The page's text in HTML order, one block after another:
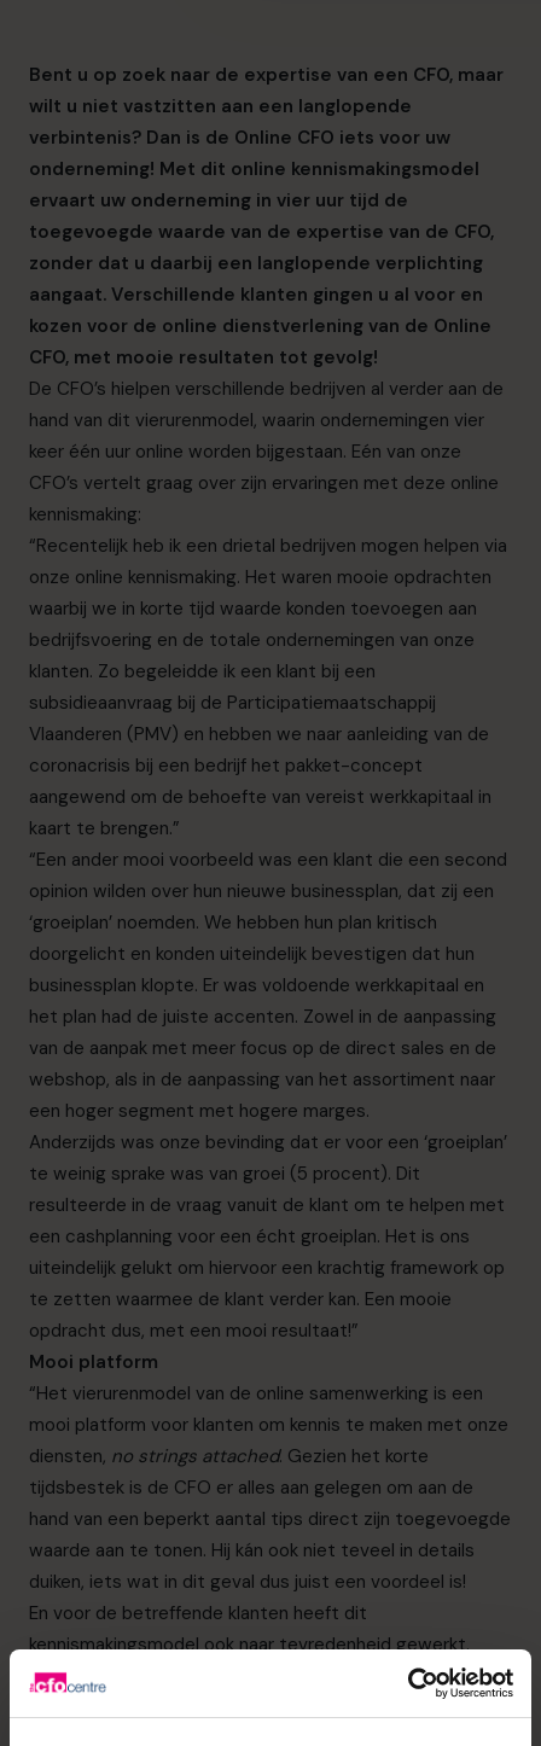
Bent u op zoek naar de expertise van een CFO, maar
wilt u niet vastzitten aan een langlopende
verbintenis? Dan is de Online CFO iets voor uw
onderneming! Met dit online kennismakingsmodel
ervaart uw onderneming in vier uur tijd de
toegevoegde waarde van de expertise van de CFO,
zonder dat u daarbij een langlopende verplichting
aangaat. Verschillende klanten gingen u al voor en
kozen voor de online dienstverlening van de Online
CFO, met mooie resultaten tot gevolg!
De CFO’s hielpen verschillende bedrijven al verder aan de
hand van dit vierurenmodel, waarin ondernemingen vier
keer één uur online worden bijgestaan. Eén van onze
CFO’s vertelt graag over zijn ervaringen met deze online
kennismaking:
“Recentelijk heb ik een drietal bedrijven mogen helpen via
onze online kennismaking. Het waren mooie opdrachten
waarbij we in korte tijd waarde konden toevoegen aan
bedrijfsvoering en de totale ondernemingen van onze
klanten. Zo begeleidde ik een klant bij een
subsidieaanvraag bij de Participatiemaatschappij
Vlaanderen (PMV) en hebben we naar aanleiding van de
coronacrisis bij een bedrijf het pakket-concept
aangewend om de behoefte van vereist werkkapitaal in
kaart te brengen.”
“Een ander mooi voorbeeld was een klant die een second
opinion wilden over hun nieuwe businessplan, dat zij een
‘groeiplan’ noemden. We hebben hun plan kritisch
doorgelicht en konden uiteindelijk bevestigen dat hun
businessplan klopte. Er was voldoende werkkapitaal en
het plan had de juiste accenten. Zowel in de aanpassing
van de aanpak met meer focus op de direct sales en de
webshop, als in de aanpassing van het assortiment naar
een hoger segment met hogere marges.
Anderzijds was onze bevinding dat er voor een ‘groeiplan’
te weinig sprake was van groei (5 procent). Dit
resulteerde in de vraag vanuit de klant om te helpen met
een cashplanning voor een écht groeiplan. Het is ons
uiteindelijk gelukt om hiervoor een krachtig framework op
te zetten waarmee de klant verder kan. Een mooie
opdracht dus, met een mooi resultaat!”
Mooi platform
“Het vierurenmodel van de online samenwerking is een
mooi platform voor klanten om kennis te maken met onze
diensten, no strings attached. Gezien het korte
tijdsbestek is de CFO er alles aan gelegen om aan de
hand van een beperkt aantal tips direct zijn toegevoegde
waarde aan te tonen. Hij kán ook niet teveel in details
duiken, iets wat in dit geval dus juist een voordeel is!
En voor de betreffende klanten heeft dit
kennismakingsmodel ook naar tevredenheid gewerkt.
Voor twee van de drie klanten was het zelfs een reden
om nóg dieper op de materie in te gaan. Met hen is